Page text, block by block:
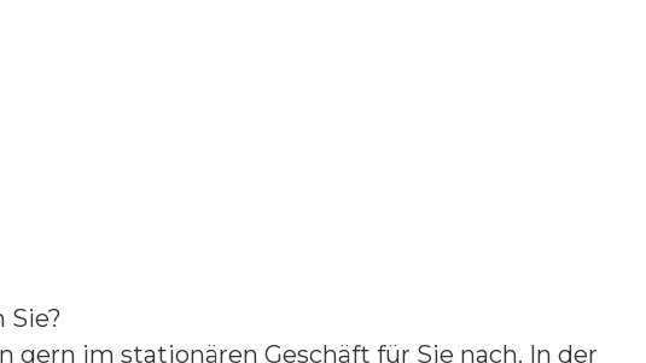
gern im stationären Geschäft für Sie nach. In der